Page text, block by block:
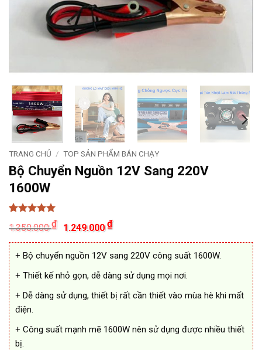
TRANG CHỦ / TOP SẢN PHẨM BÁN CHẠY
Bộ Chuyển Nguồn 12V Sang 220V
1600W
5 trên 5
dựa trên
11
đánh giá
1.350.000₫
Giá
gốc
là:
1.350.000 ₫.
1.249.000₫Giá
hiện
tại
là:
1.249.000 ₫.
+ Bộ chuyển nguồn 12V sang 220V công suất 1600W.
+ Thiết kế nhỏ gọn, dễ dàng sử dụng mọi nơi.
+ Dễ dàng sử dụng, thiết bị rất cần thiết vào mùa hè khi mất
điện.
+ Công suất mạnh mẽ 1600W nên sử dụng được nhiều thiết
bị.